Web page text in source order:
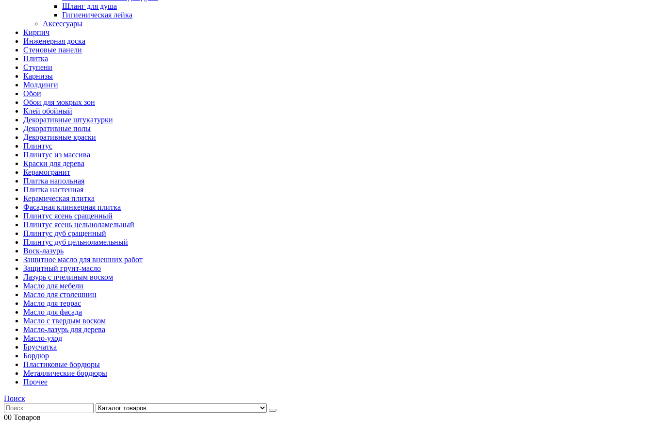
Шланг для душа
Гигиеническая лейка
Аксессуары
Кирпич
Инженерная доска
Стеновые панели
Плитка
Ступени
Карнизы
Молдинги
Обои
Обои для мокрых зон
Клей обойный
Декоративные штукатурки
Декоративные полы
Декоративные краски
Плинтус
Плинтус из массива
Краски для дерева
Керамогранит
Плитка напольная
Плитка настенная
Керамическая плитка
Фасадная клинкерная плитка
Плинтус ясень сращенный
Плинтус ясень цельноламельный
Плинтус дуб сращенный
Плинтус дуб цельноламельный
Воск-лазурь
Защитное масло для внешних работ
Защитный грунт-масло
Лазурь с пчелиным воском
Масло для мебели
Масло для столешниц
Масло для террас
Масло для фасада
Масло с твердым воском
Масло-лазурь для дерева
Масло-уход
Брусчатка
Бордюр
Пластиковые бордюры
Металлические бордюры
Прочее
Поиск
00 Товаров